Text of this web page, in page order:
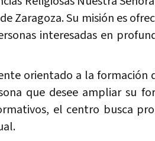
Zaragoza. Su misión es
interesadas en
orientado a la formación
que desee ampliar su
el centro busca